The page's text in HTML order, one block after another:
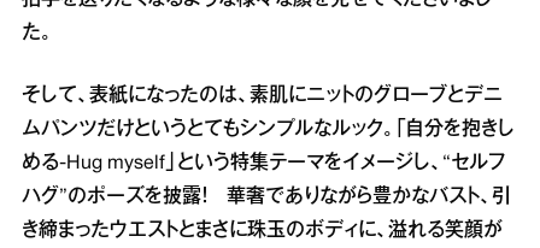
た。
そして、表紙になったのは、素肌にニットのグローブとデニ
ムパンツだけというとてもシンプルなルック。「自分を抱きし
める-Hug myself」という特集テーマをイメージし、“セルフ
ハグ”のポーズを披露！ 華奢でありながら豊かなバスト、引
き締まったウエストとまさに珠玉のボディに、溢れる笑顔が